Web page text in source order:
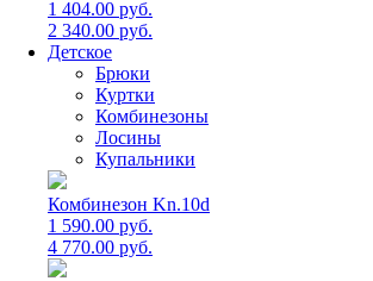
1 404.00 руб.
2 340.00 руб.
Детское
Брюки
Куртки
Комбинезоны
Лосины
Купальники
Комбинезон Kn.10d
1 590.00 руб.
4 770.00 руб.